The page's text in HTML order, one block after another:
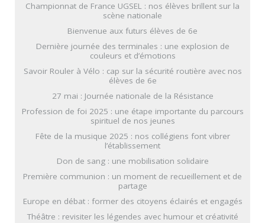
Championnat de France UGSEL : nos élèves brillent sur la
scène nationale
Bienvenue aux futurs élèves de 6e
Dernière journée des terminales : une explosion de
couleurs et d’émotions
Savoir Rouler à Vélo : cap sur la sécurité routière avec nos
élèves de 6e
27 mai : Journée nationale de la Résistance
Profession de foi 2025 : une étape importante du parcours
spirituel de nos jeunes
Fête de la musique 2025 : nos collégiens font vibrer
l’établissement
Don de sang : une mobilisation solidaire
Première communion : un moment de recueillement et de
partage
Europe en débat : former des citoyens éclairés et engagés
Théâtre : revisiter les légendes avec humour et créativité